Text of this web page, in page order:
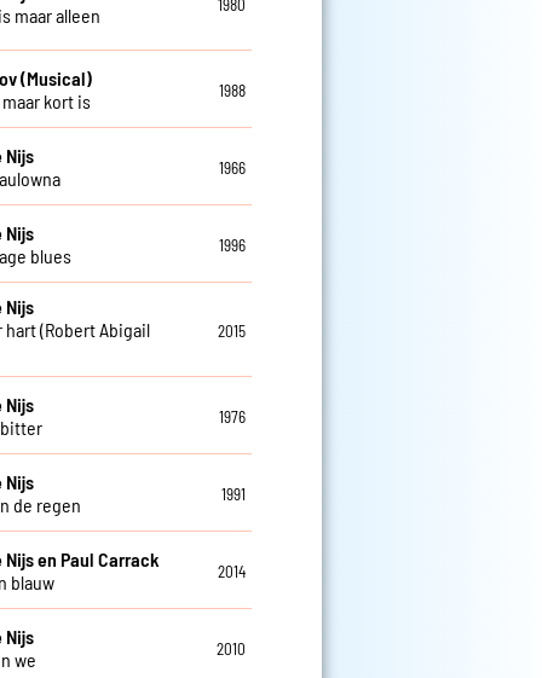
maar alleen
1980
(Musical)
kort is
1988
Nijs
1966
Nijs
blues
1996
Nijs
hart (Robert Abigail
2015
Nijs
1976
Nijs
de regen
1991
Nijs en Paul Carrack
blauw
2014
Nijs
we
2010